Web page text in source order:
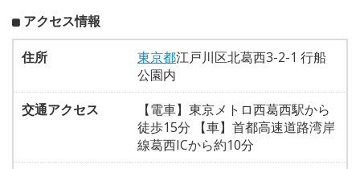
アクセス情報
住所 東京都江戸川区北葛西3-2-1 行船
公園内
交通アクセス
【電車】東京メトロ西葛西駅から
徒歩15分 【車】首都高速道路湾岸
線葛西ICから約10分